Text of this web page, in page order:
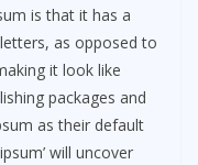
is that it has a
as opposed to
it look like
packages and
as their default
will uncover